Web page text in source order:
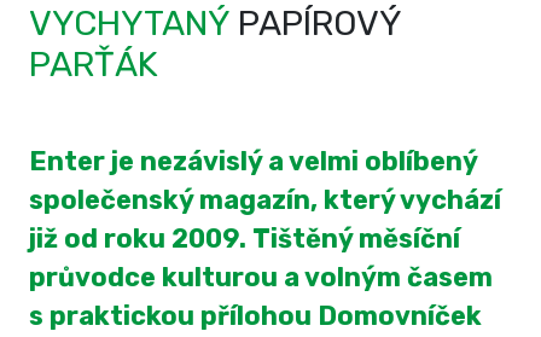
VYCHYTANÝ PAPÍROVÝ
PARŤÁK
Enter je nezávislý a velmi oblíbený
společenský magazín, který vychází
již od roku 2009. Tištěný měsíční
průvodce kulturou a volným časem
s praktickou přílohou Domovníček